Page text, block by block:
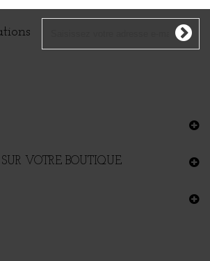
VOTRE BOUTIQUE